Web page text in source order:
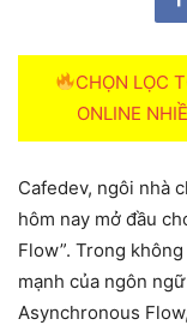
CHỌN LỌC
ONLINE
Cafedev, ngôi nhà
hôm nay mở đầu
Flow”. Trong
mạnh của ngôn
Asynchronous